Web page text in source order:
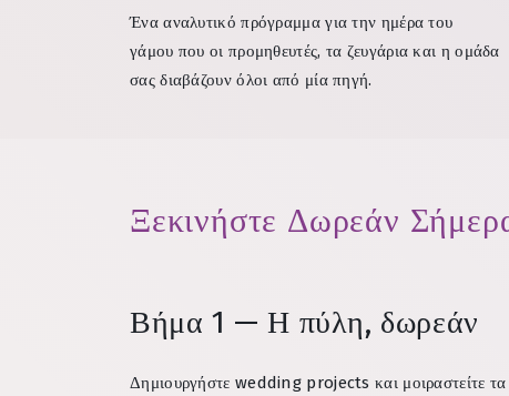
Ένα αναλυτικό πρόγραμμα για την ημέρα του
γάμου που οι προμηθευτές, τα ζευγάρια και η ομάδα
σας διαβάζουν όλοι από μία πηγή.
Ξεκινήστε Δωρεάν
Βήμα 1 — Η πύλη, δωρεάν
Δημιουργήστε wedding projects και μοιραστείτε τα